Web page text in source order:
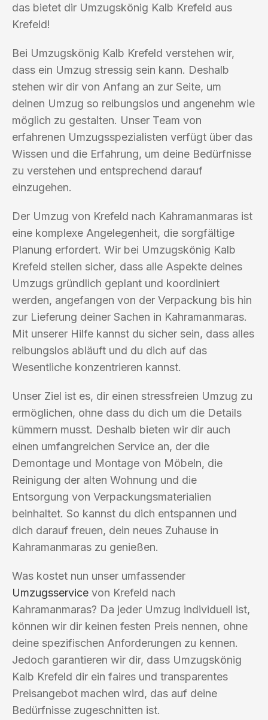
das bietet dir Umzugskönig Kalb Krefeld aus
Krefeld!
Bei Umzugskönig Kalb Krefeld verstehen wir,
dass ein Umzug stressig sein kann. Deshalb
stehen wir dir von Anfang an zur Seite, um
deinen Umzug so reibungslos und angenehm wie
möglich zu gestalten. Unser Team von
erfahrenen Umzugsspezialisten verfügt über das
Wissen und die Erfahrung, um deine Bedürfnisse
zu verstehen und entsprechend darauf
einzugehen.
Der Umzug von Krefeld nach Kahramanmaras ist
eine komplexe Angelegenheit, die sorgfältige
Planung erfordert. Wir bei Umzugskönig Kalb
Krefeld stellen sicher, dass alle Aspekte deines
Umzugs gründlich geplant und koordiniert
werden, angefangen von der Verpackung bis hin
zur Lieferung deiner Sachen in Kahramanmaras.
Mit unserer Hilfe kannst du sicher sein, dass alles
reibungslos abläuft und du dich auf das
Wesentliche konzentrieren kannst.
Unser Ziel ist es, dir einen stressfreien Umzug zu
ermöglichen, ohne dass du dich um die Details
kümmern musst. Deshalb bieten wir dir auch
einen umfangreichen Service an, der die
Demontage und Montage von Möbeln, die
Reinigung der alten Wohnung und die
Entsorgung von Verpackungsmaterialien
beinhaltet. So kannst du dich entspannen und
dich darauf freuen, dein neues Zuhause in
Kahramanmaras zu genießen.
Was kostet nun unser umfassender
Umzugsservice von Krefeld nach
Kahramanmaras? Da jeder Umzug individuell ist,
können wir dir keinen festen Preis nennen, ohne
deine spezifischen Anforderungen zu kennen.
Jedoch garantieren wir dir, dass Umzugskönig
Kalb Krefeld dir ein faires und transparentes
Preisangebot machen wird, das auf deine
Bedürfnisse zugeschnitten ist.